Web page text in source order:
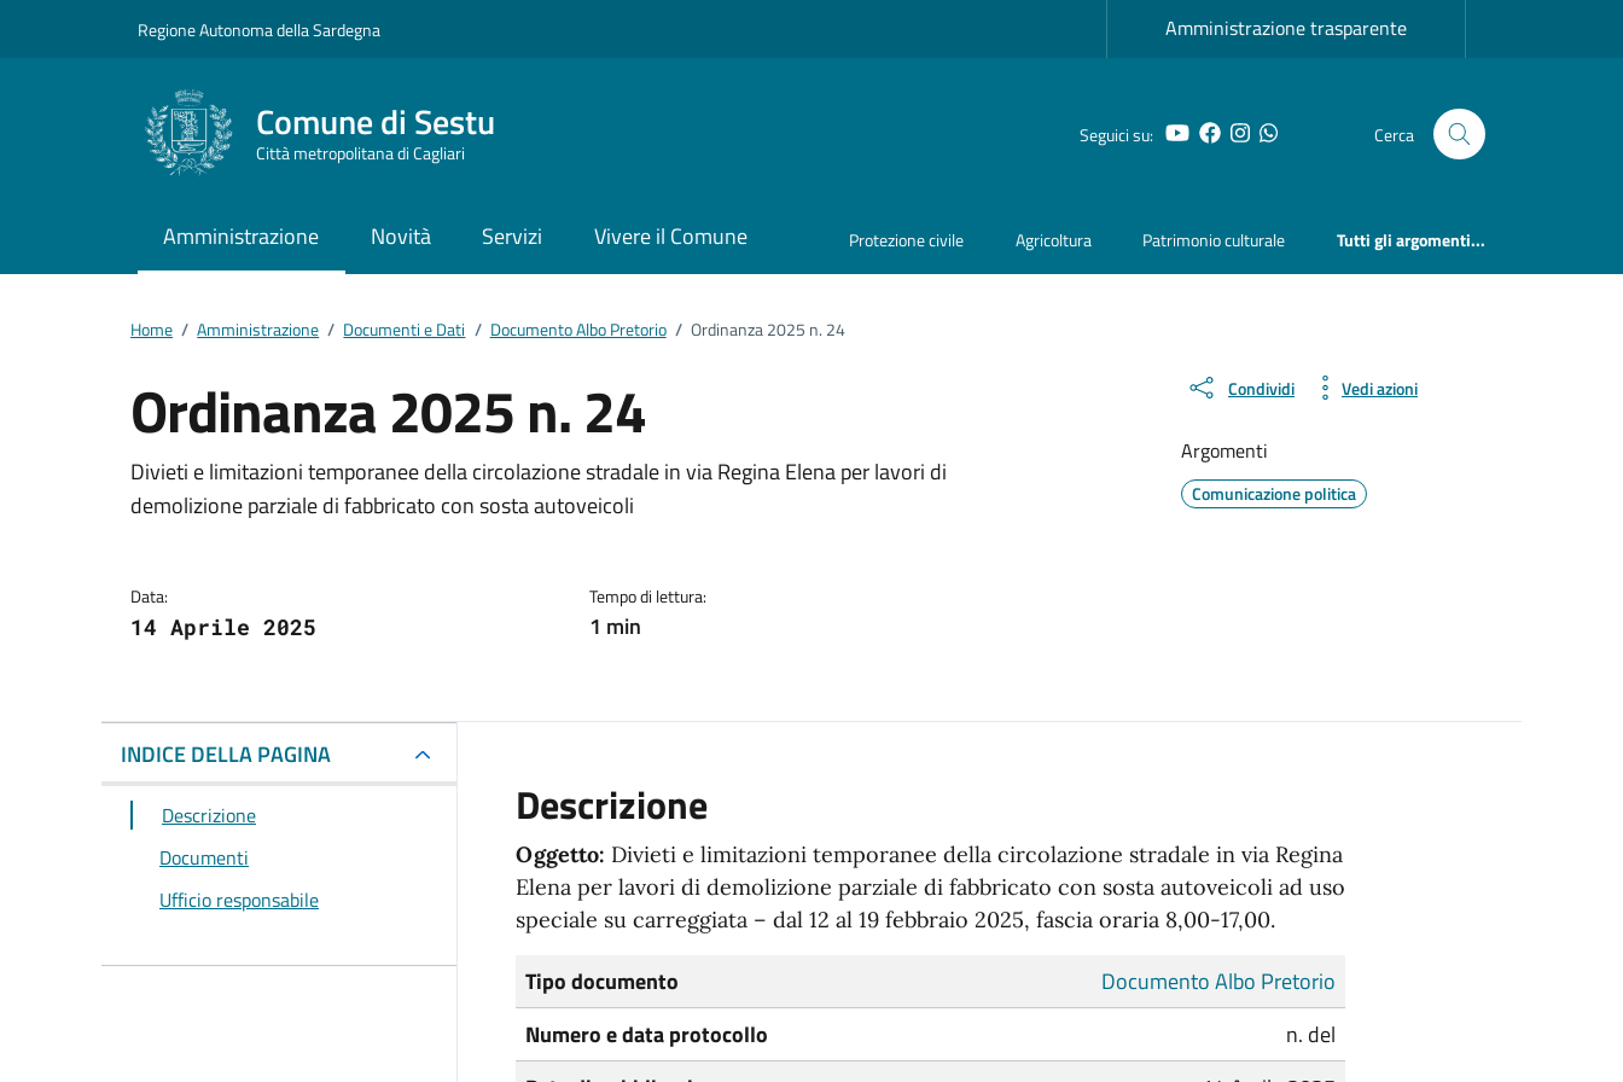
Regione Autonoma della Sardegna Amministrazione trasparente
Comune di Sestu
Città metropolitana di Cagliari
Seguici su: YouTube
Facebook
Instagram
Whatsapp Cerca
Amministrazione Novità Servizi Vivere il Comune Protezione civile Agricoltura Patrimonio culturale Tutti gli argomenti...
Home / Amministrazione / Documenti e Dati / Documento Albo Pretorio / Ordinanza 2025 n. 24
Ordinanza 2025 n. 24
Dettagli del documento
Divieti e limitazioni temporanee della circolazione stradale in via Regina Elena per lavori di
demolizione parziale di fabbricato con sosta autoveicoli
Data:
14 Aprile 2025
Tempo di lettura:
1 min
Condividi Vedi azioni
Argomenti
Comunicazione politica
INDICE DELLA PAGINA
Descrizione
Documenti
Ufficio responsabile
Descrizione
Oggetto: Divieti e limitazioni temporanee della circolazione stradale in via Regina
Elena per lavori di demolizione parziale di fabbricato con sosta autoveicoli ad uso
speciale su carreggiata – dal 12 al 19 febbraio 2025, fascia oraria 8,00-17,00.
Tipo documento
Documento Albo Pretorio
Numero e data protocollo
n. del